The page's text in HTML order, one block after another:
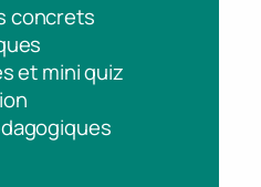
concrets
et mini quiz